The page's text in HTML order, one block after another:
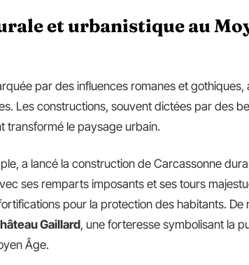
et urbanistique au
par des influences romanes et gothiques,
Les constructions, souvent dictées par des
transformé le paysage urbain.
a lancé la construction de Carcassonne
ses remparts imposants et ses tours
pour la protection des habitants. De
Gaillard, une forteresse symbolisant la
Âge.